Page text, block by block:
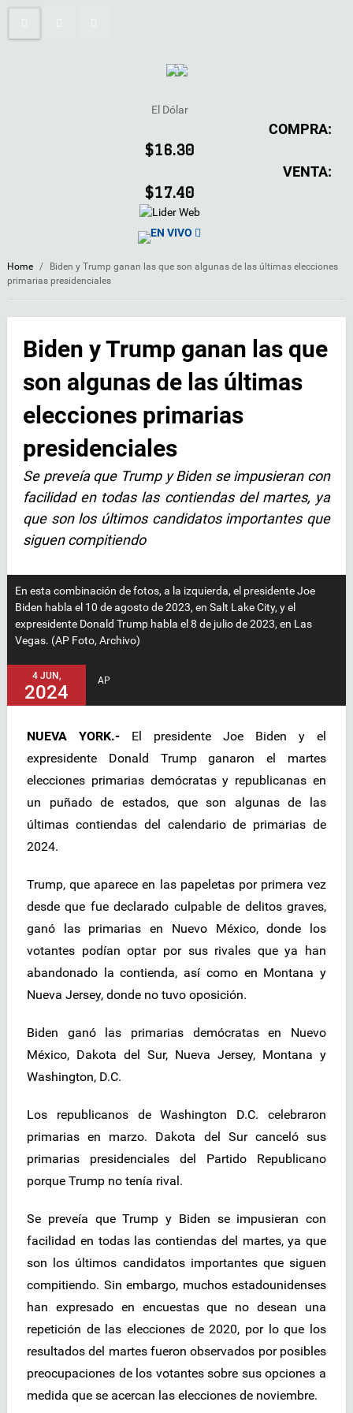
El Dólar
COMPRA:
$16.30
VENTA:
$17.40
EN VIVO
Home /
Biden y Trump ganan las que son algunas de las últimas elecciones
primarias presidenciales
Biden y Trump ganan las que
son algunas de las últimas
elecciones primarias
presidenciales
Se preveía que Trump y Biden se impusieran con
facilidad en todas las contiendas del martes, ya
que son los últimos candidatos importantes que
siguen compitiendo
En esta combinación de fotos, a la izquierda, el presidente Joe
Biden habla el 10 de agosto de 2023, en Salt Lake City, y el
expresidente Donald Trump habla el 8 de julio de 2023, en Las
Vegas. (AP Foto, Archivo)
4 JUN,
2024
AP
NUEVA YORK.- El presidente Joe Biden y el
expresidente Donald Trump ganaron el martes
elecciones primarias demócratas y republicanas en
un puñado de estados, que son algunas de las
últimas contiendas del calendario de primarias de
2024.
Trump, que aparece en las papeletas por primera vez
desde que fue declarado culpable de delitos graves,
ganó las primarias en Nuevo México, donde los
votantes podían optar por sus rivales que ya han
abandonado la contienda, así como en Montana y
Nueva Jersey, donde no tuvo oposición.
Biden ganó las primarias demócratas en Nuevo
México, Dakota del Sur, Nueva Jersey, Montana y
Washington, D.C.
Los republicanos de Washington D.C. celebraron
primarias en marzo. Dakota del Sur canceló sus
primarias presidenciales del Partido Republicano
porque Trump no tenía rival.
Se preveía que Trump y Biden se impusieran con
facilidad en todas las contiendas del martes, ya que
son los últimos candidatos importantes que siguen
compitiendo. Sin embargo, muchos estadounidenses
han expresado en encuestas que no desean una
repetición de las elecciones de 2020, por lo que los
resultados del martes fueron observados por posibles
preocupaciones de los votantes sobre sus opciones a
medida que se acercan las elecciones de noviembre.